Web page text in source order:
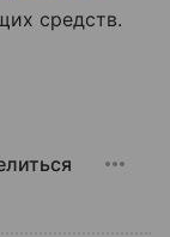
средств.